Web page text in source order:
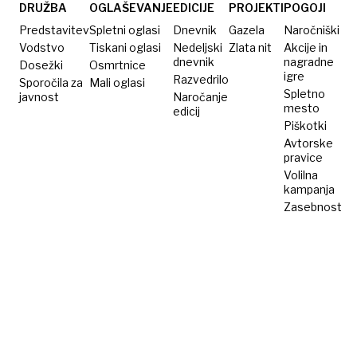
DRUŽBA
Predstavitev
Vodstvo
Dosežki
Sporočila za
javnost
OGLAŠEVANJE
Spletni oglasi
Tiskani oglasi
Osmrtnice
Mali oglasi
EDICIJE
Dnevnik
Nedeljski
dnevnik
Razvedrilo
Naročanje
edicij
PROJEKTI
Gazela
Zlata nit
POGOJI
Naročniški
Akcije in
nagradne
igre
Spletno
mesto
Piškotki
Avtorske
pravice
Volilna
kampanja
Zasebnost